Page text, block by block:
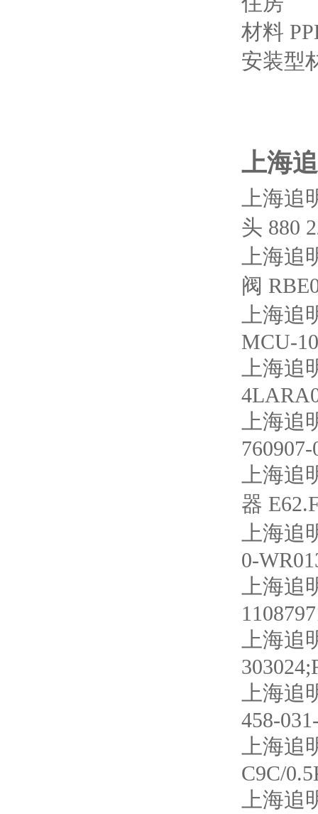
材料
安装型
上海
上海
头 880
上海
阀
上海
MCU-
上海
上海
760907-
上海
器
上海
0-
上海
上海
上海
458-
上海
C9C/
上海